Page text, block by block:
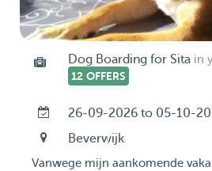
Dog Boarding for Sita in
12 OFFERS
26-09-2026 to 05-10-
Beverwijk
Vanwege mijn aankomende